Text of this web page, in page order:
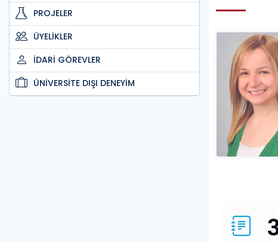
PROJELER
ÜYELİKLER
İDARİ GÖREVLER
ÜNİVERSİTE DIŞI DENEYİM